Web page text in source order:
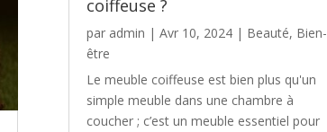
coiffeuse ?
par admin |Avr 10, 2024 | Beauté, Bien-
être
Le meuble coiffeuse est bien plus qu'un
simple meuble dans une chambre à
coucher ; c’est un meuble essentiel pour